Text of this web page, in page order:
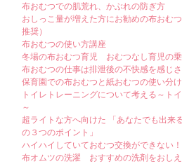
布おむつでの肌荒れ、かぶれの防ぎ方
おしっこ量が増えた方にお勧めの布おむ
推奨）
布おむつの使い方講座
冬場の布おむつ育児 おむつなし育児の
布おむつの仕事は排泄後の不快感を感じ
保育園での布おむつと紙おむつの使い分
トイレトレーニングについて考える～ト
～
超ライトな方へ向けた 「あなたでも出来
の３つのポイント」
ハイハイしていておむつ交換ができない！
布オムツの洗濯 おすすめの洗剤をおしえ